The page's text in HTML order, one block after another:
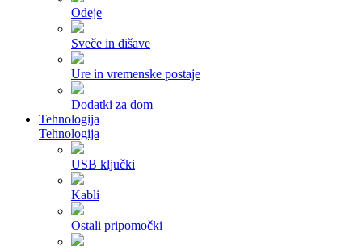
Odeje
Sveče in dišave
Ure in vremenske postaje
Dodatki za dom
Tehnologija
Tehnologija
USB ključki
Kabli
Ostali pripomočki